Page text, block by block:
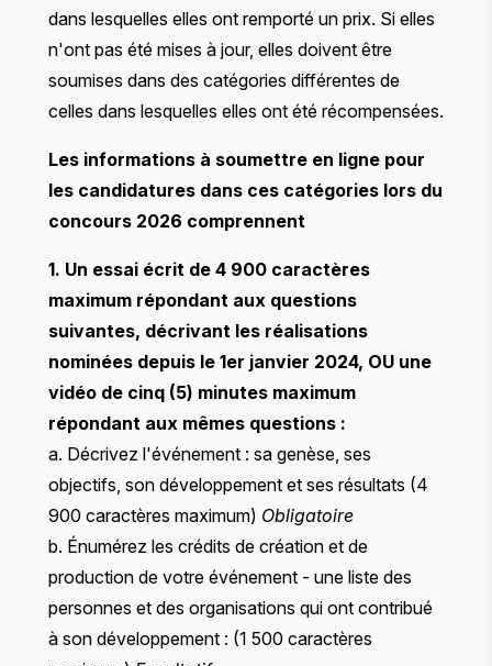
dans lesquelles elles ont remporté un prix. Si elles
n'ont pas été mises à jour, elles doivent être
soumises dans des catégories différentes de
celles dans lesquelles elles ont été récompensées.
Les informations à soumettre en ligne pour
les candidatures dans ces catégories lors du
concours 2026 comprennent
1. Un essai écrit de 4 900 caractères
maximum répondant aux questions
suivantes, décrivant les réalisations
nominées depuis le 1er janvier 2024, OU une
vidéo de cinq (5) minutes maximum
répondant aux mêmes questions :
a. Décrivez l'événement : sa genèse, ses
objectifs, son développement et ses résultats (4
900 caractères maximum) Obligatoire
b. Énumérez les crédits de création et de
production de votre événement - une liste des
personnes et des organisations qui ont contribué
à son développement : (1 500 caractères